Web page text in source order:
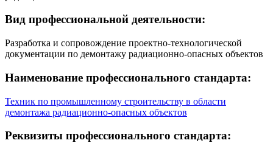
Вид профессиональной деятельности:
Разработка и сопровождение проектно-технологической
документации по демонтажу радиационно-опасных объектов
Наименование профессионального стандарта:
Техник по промышленному строительству в области
демонтажа радиационно-опасных объектов
Реквизиты профессионального стандарта: